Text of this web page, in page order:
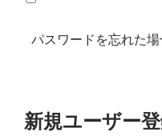
パスワードを忘れた
新規ユーザー